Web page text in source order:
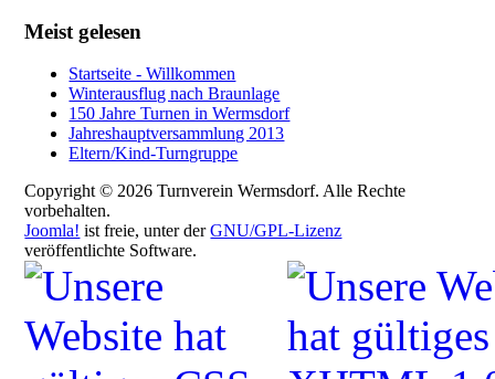
Meist gelesen
Startseite - Willkommen
Winterausflug nach Braunlage
150 Jahre Turnen in Wermsdorf
Jahreshauptversammlung 2013
Eltern/Kind-Turngruppe
Copyright © 2026 Turnverein Wermsdorf. Alle Rechte
vorbehalten.
Joomla! ist freie, unter derGNU/GPL-Lizenz
veröffentlichte Software.